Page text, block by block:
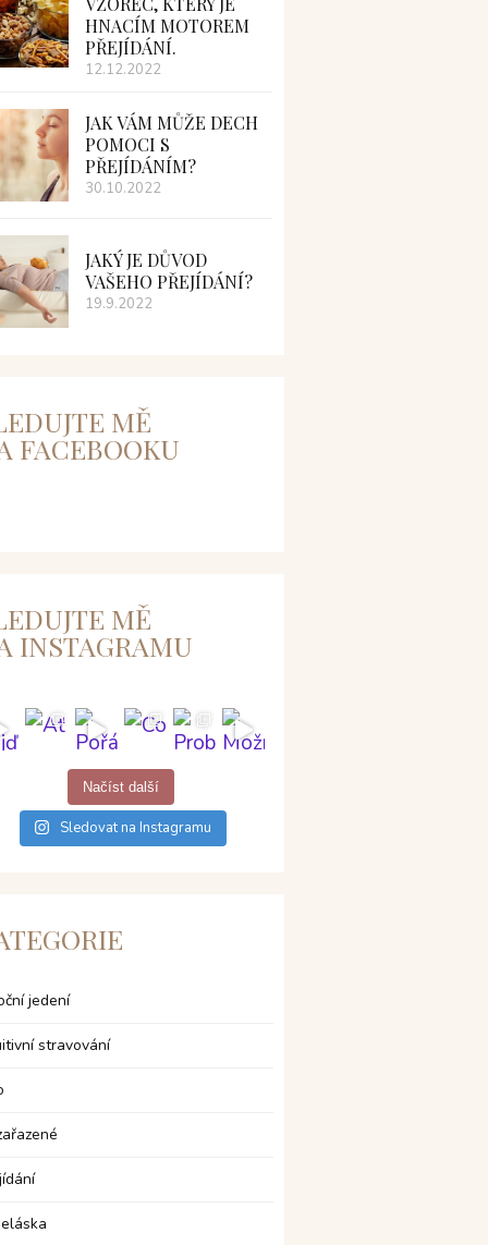
HNACÍM MOTOREM
PŘEJÍDÁNÍ.
12.12.2022
JAK VÁM MŮŽE DECH
POMOCI S
PŘEJÍDÁNÍM?
30.10.2022
JAKÝ JE DŮVOD
VAŠEHO PŘEJÍDÁNÍ?
19.9.2022
MĚ
FACEBOOKU
MĚ
INSTAGRAMU
Načíst další
Sledovat na Instagramu
jedení
stravování